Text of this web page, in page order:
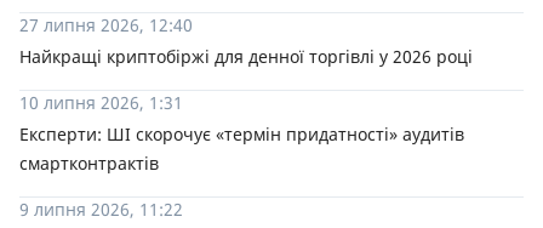
27 липня 2026, 12:40
Найкращі криптобіржі для денної торгівлі у 2026 році
10 липня 2026, 1:31
Експерти: ШІ скорочує «термін придатності» аудитів
смартконтрактів
9 липня 2026, 11:22